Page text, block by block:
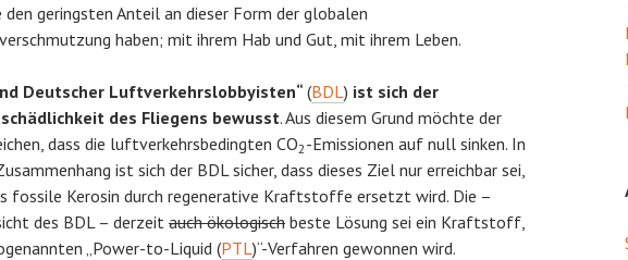
den geringsten Anteil an dieser Form der globalen
haben; mit ihrem Hab und Gut, mit ihrem Leben.
Deutscher Luftverkehrslobbyisten“ (BDL) ist sich der
des Fliegens bewusst. Aus diesem Grund möchte der
dass die luftverkehrsbedingten CO2 -Emissionen auf null sinken. In
ist sich der BDL sicher, dass dieses Ziel nur erreichbar sei,
fossile Kerosin durch regenerative Kraftstoffe ersetzt wird. Die –
des BDL – derzeit auch ökologisch beste Lösung sei ein Kraftstoff,
„Power-to-Liquid (PTL)“-Verfahren gewonnen wird.